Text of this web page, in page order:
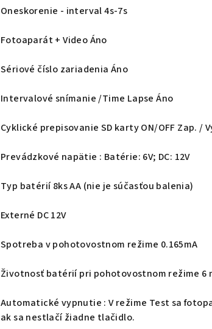
Oneskorenie - interval 4s-7s
Fotoaparát + Video Áno
Sériové číslo zariadenia Áno
Intervalové snímanie /Time Lapse Áno
Cyklické prepisovanie SD karty ON/OFF Zap. /
Prevádzkové napätie : Batérie: 6V; DC: 12V
Typ batérií 8ks AA (nie je súčasťou balenia)
Externé DC 12V
Spotreba v pohotovostnom režime 0.165mA
Životnosť batérií pri pohotovostnom režime 6
Automatické vypnutie : V režime Test sa
ak sa nestlačí žiadne tlačidlo.